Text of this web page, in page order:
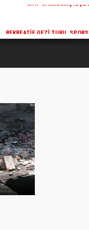
REKREATIF GEZI TURU,